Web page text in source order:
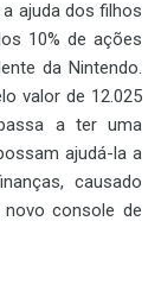
ajuda dos filhos
10% de ações
da Nintendo.
valor de 12.025
a ter uma
ajudá-la a
causado
novo console de